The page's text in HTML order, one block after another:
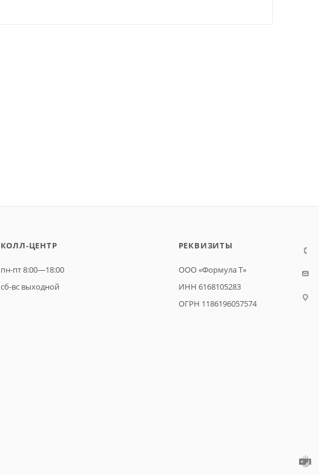
КОЛЛ-ЦЕНТР
пн-пт 8:00—18:00
сб-вс выходной
РЕКВИЗИТЫ
ООО «Формула Т»
ИНН 6168105283
ОГРН 1186196057574